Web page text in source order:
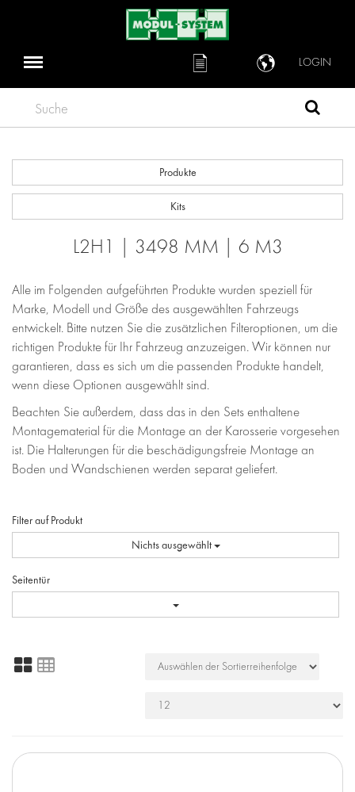
LOGIN
Suche
Produkte
Kits
L2H1 | 3498 MM | 6 M3
Alle im Folgenden aufgeführten Produkte wurden speziell für
Marke, Modell und Größe des ausgewählten Fahrzeugs
entwickelt. Bitte nutzen Sie die zusätzlichen Filteroptionen, um die
richtigen Produkte für Ihr Fahrzeug anzuzeigen. Wir können nur
garantieren, dass es sich um die passenden Produkte handelt,
wenn diese Optionen ausgewählt sind.
Beachten Sie außerdem, dass das in den Sets enthaltene
Montagematerial für die Montage an der Karosserie vorgesehen
ist. Die Halterungen für die beschädigungsfreie Montage an
Boden und Wandschienen werden separat geliefert.
Filter auf Produkt
Nichts ausgewählt
Seitentür